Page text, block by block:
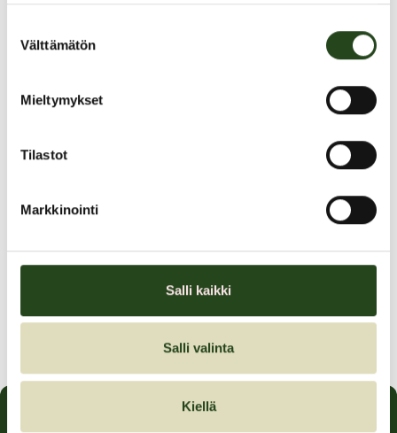
valinta
Välttämätön
Mieltymykset
Tilastot
Markkinointi
Salli kaikki
Salli valinta
Kiellä
Heinäkuun avaintarjoukset
Tarjouksen voimassaoloaika:
01.07.2026–31.07.2026